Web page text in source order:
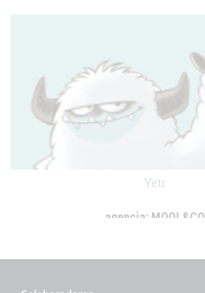
Yeti
agencia:MOOL&CO